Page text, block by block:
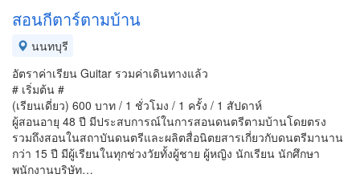
สอนกีตาร์ตามบ้าน
นนทบุรี
อัตราค่าเรียน Guitar รวมค่าเดินทางแล้ว
# เริ่มต้น #
(เรียนเดี่ยว) 600 บาท / 1 ชั่วโมง / 1 ครั้ง / 1 สัปดาห์
ผู้สอนอายุ 48 ปี มีประสบการณ์ในการสอนดนตรีตามบ้านโดยตรง
รวมถึงสอนในสถาบันดนตรีและผลิตสื่อนิตยสารเกี่ยวกับดนตรีมานาน
กว่า 15 ปี มีผู้เรียนในทุกช่วงวัยทั้งผู้ชาย ผู้หญิง นักเรียน นักศึกษา
พนักงานบริษัท…